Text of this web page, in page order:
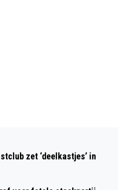
– SNEL,
OPERATIE
IN WIJCHEN-
zet ‘deelkastjes’ in